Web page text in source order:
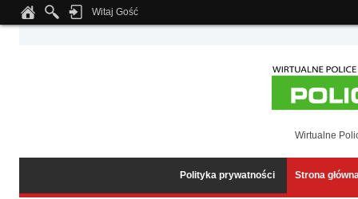
Notice: Undefined index: tapatalk_body_hook in
Witaj Gość
Wirtualne
Polityka prywatności Strona